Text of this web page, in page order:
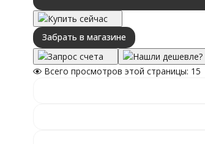
Купить сейчас
Забрать в магазине
Запрос счета
Нашли дешевле?
Всего просмотров этой страницы: 15